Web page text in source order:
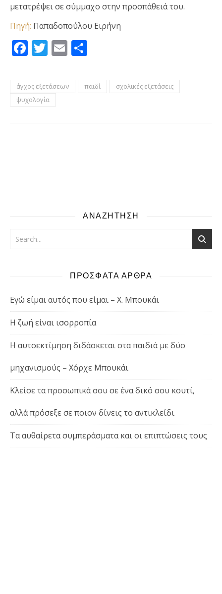
μετατρέψει σε σύμμαχο στην προσπάθειά του.
Πηγή: Παπαδοπούλου Ειρήνη
Facebook
Twitter
Email
άγχος εξετάσεων παιδί
σχολικές εξετάσεις
ψυχολογία
ΑΝΑΖΗΤΗΣΗ
ΠΡΟΣΦΑΤΑ ΑΡΘΡΑ
Εγώ είμαι αυτός που είμαι – Χ. Μπουκάι
Η ζωή είναι ισορροπία
Η αυτοεκτίμηση διδάσκεται στα παιδιά με δύο
μηχανισμούς – Χόρχε Μπουκάι
Κλείσε τα προσωπικά σου σε ένα δικό σου κουτί,
αλλά πρόσεξε σε ποιον δίνεις το αντικλείδι
Τα αυθαίρετα συμπεράσματα και οι επιπτώσεις τους